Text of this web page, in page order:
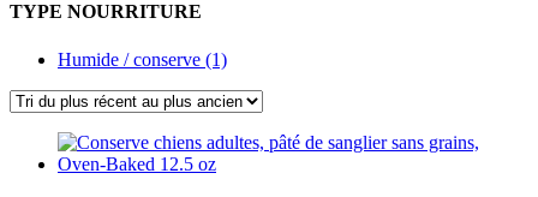
TYPE NOURRITURE
Humide / conserve (1)